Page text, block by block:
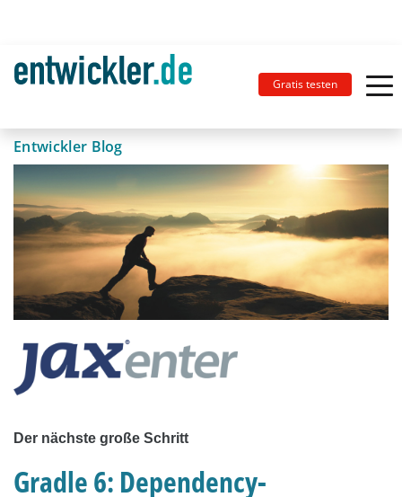
Gratis testen
Entwickler Blog
Der nächste große Schritt
Gradle 6: Dependency-